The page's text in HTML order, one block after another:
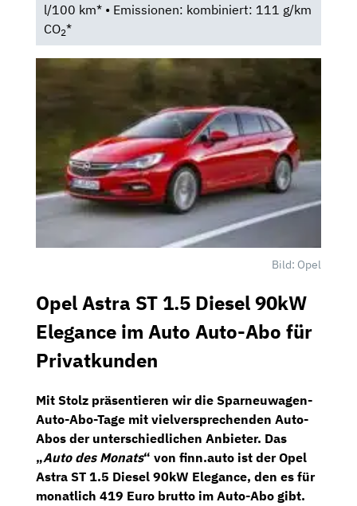
l/100 km* • Emissionen: kombiniert: 111 g/km
CO2*
Bild: Opel
Opel Astra ST 1.5 Diesel 90kW
Elegance im Auto Auto-Abo für
Privatkunden
Mit Stolz präsentieren wir die Sparneuwagen-
Auto-Abo-Tage mit vielversprechenden Auto-
Abos der unterschiedlichen Anbieter. Das
„Auto des Monats“ von finn.auto ist derOpel
Astra ST 1.5 Diesel 90kW Elegance, den es für
monatlich 419 Euro brutto im Auto-Abo gibt.